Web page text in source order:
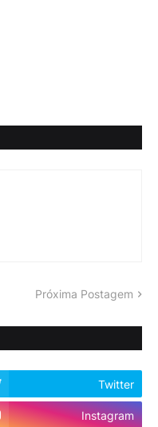
Próxima Postagem
Twitter
Instagram